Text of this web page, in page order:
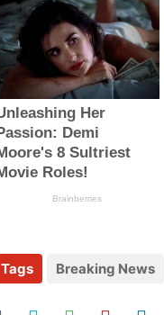
Tags Breaking News